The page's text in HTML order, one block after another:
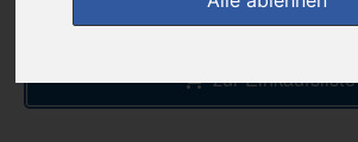
zur Einkaufsliste